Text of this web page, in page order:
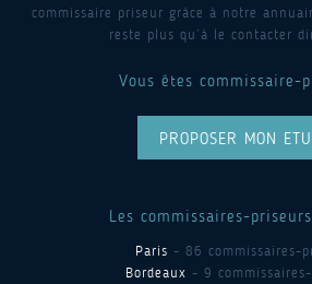
commissaire priseur grâce à notre
reste plus qu’à le contacter
Vous êtes commissaire-
PROPOSER MON
Les commissaires-
Paris - 86 commissaires-
Bordeaux - 9